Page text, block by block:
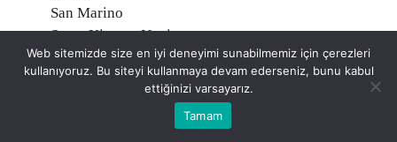
San Marino
Santa Kitts ve Nevis
Santa Lucia
Santa Vincent ve Grenadinler
Sao Tome ve Principe
Web sitemizde size en iyi deneyimi sunabilmemiz için çerezleri
kullanıyoruz. Bu siteyi kullanmaya devam ederseniz, bunu kabul
ettiğinizi varsayarız.
Tamam